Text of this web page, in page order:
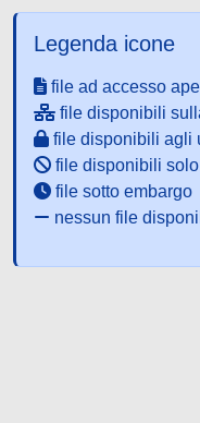
Legenda icone
file ad accesso
file disponibili
file disponibili agli
file disponibili
file sotto embargo
nessun file